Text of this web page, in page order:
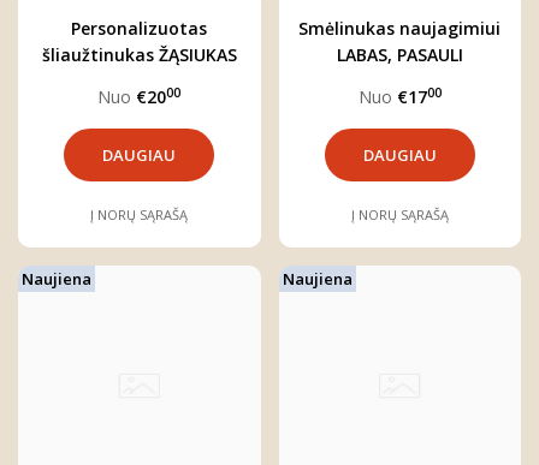
Personalizuotas
šliaužtinukas ŽĄSIUKAS
Nuo €2000
DAUGIAU
Į NORŲ SĄRAŠĄ
Smėlinukas naujagimiui
LABAS, PASAULI
Nuo €1700
DAUGIAU
Į NORŲ SĄRAŠĄ
Naujiena Naujiena